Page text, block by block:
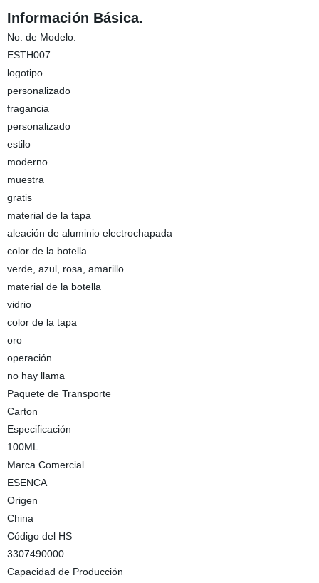
Información Básica.
No. de Modelo.
ESTH007
logotipo
personalizado
fragancia
personalizado
estilo
moderno
muestra
gratis
material de la tapa
aleación de aluminio electrochapada
color de la botella
verde, azul, rosa, amarillo
material de la botella
vidrio
color de la tapa
oro
operación
no hay llama
Paquete de Transporte
Carton
Especificación
100ML
Marca Comercial
ESENCA
Origen
China
Código del HS
3307490000
Capacidad de Producción